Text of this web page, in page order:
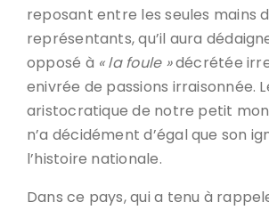
reposant entre les seules mains
représentants, qu’il aura
opposé à « la foule »décrétée
enivrée de passions irraisonnée.
aristocratique de notre petit
n’a décidément d’égal que son
l’histoire nationale.
Dans ce pays, qui a tenu à